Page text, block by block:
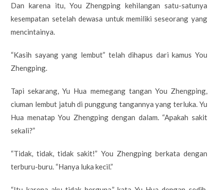
Dan karena itu, You Zhengping kehilangan satu-satunya
kesempatan setelah dewasa untuk memiliki seseorang yang
mencintainya.
“Kasih sayang yang lembut” telah dihapus dari kamus You
Zhengping.
Tapi sekarang, Yu Hua memegang tangan You Zhengping,
ciuman lembut jatuh di punggung tangannya yang terluka. Yu
Hua menatap You Zhengping dengan dalam. “Apakah sakit
sekali?”
“Tidak, tidak, tidak sakit!” You Zhengping berkata dengan
terburu-buru. “Hanya luka kecil.”